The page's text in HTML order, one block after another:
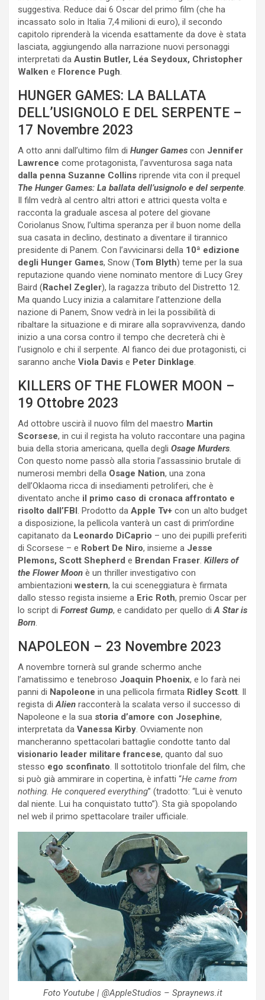
suggestiva. Reduce dai 6 Oscar del primo film (che ha
incassato solo in Italia 7,4 milioni di euro), il secondo
capitolo riprenderà la vicenda esattamente da dove è stata
lasciata, aggiungendo alla narrazione nuovi personaggi
interpretati da Austin Butler, Léa Seydoux, Christopher
Walken e Florence Pugh.
HUNGER GAMES: LA BALLATA
DELL’USIGNOLO E DEL SERPENTE –
17 Novembre 2023
A otto anni dall’ultimo film di Hunger Games con Jennifer
Lawrence come protagonista, l’avventurosa saga nata
dalla penna Suzanne Collins riprende vita con il prequel
The Hunger Games: La ballata dell’usignolo e del serpente.
Il film vedrà al centro altri attori e attrici questa volta e
racconta la graduale ascesa al potere del giovane
Coriolanus Snow, l’ultima speranza per il buon nome della
sua casata in declino, destinato a diventare il tirannico
presidente di Panem. Con l’avvicinarsi della 10ª edizione
degli Hunger Games, Snow (Tom Blyth) teme per la sua
reputazione quando viene nominato mentore di Lucy Grey
Baird (Rachel Zegler), la ragazza tributo del Distretto 12.
Ma quando Lucy inizia a calamitare l’attenzione della
nazione di Panem, Snow vedrà in lei la possibilità di
ribaltare la situazione e di mirare alla sopravvivenza, dando
inizio a una corsa contro il tempo che decreterà chi è
l’usignolo e chi il serpente. Al fianco dei due protagonisti, ci
saranno anche Viola Davis e Peter Dinklage.
KILLERS OF THE FLOWER MOON –
19 Ottobre 2023
Ad ottobre uscirà il nuovo film del maestro Martin
Scorsese, in cui il regista ha voluto raccontare una pagina
buia della storia americana, quella degli Osage Murders.
Con questo nome passò alla storia l’assassinio brutale di
numerosi membri della Osage Nation, una zona
dell’Oklaoma ricca di insediamenti petroliferi, che è
diventato anche il primo caso di cronaca affrontato e
risolto dall’FBI . Prodotto da Apple Tv+ con un alto budget
a disposizione, la pellicola vanterà un cast di prim’ordine
capitanato da Leonardo DiCaprio – uno dei pupilli preferiti
di Scorsese – e Robert De Niro, insieme a Jesse
Plemons, Scott Shepherd e Brendan Fraser. Killers of
the Flower Moon è un thriller investigativo con
ambientazioniwestern, la cui sceneggiatura è firmata
dallo stesso regista insieme a Eric Roth, premio Oscar per
lo script di Forrest Gump, e candidato per quello diA Star is
Born.
NAPOLEON – 23 Novembre 2023
A novembre tornerà sul grande schermo anche
l’amatissimo e tenebroso Joaquin Phoenix, e lo farà nei
panni di Napoleone in una pellicola firmata Ridley Scott. Il
regista diAlien racconterà la scalata verso il successo di
Napoleone e la sua storia d’amore con Josephine,
interpretata da Vanessa Kirby. Ovviamente non
mancheranno spettacolari battaglie condotte tanto dal
visionario leader militare francese, quanto dal suo
stesso ego sconfinato. Il sottotitolo trionfale del film, che
si può già ammirare in copertina, è infatti “He came from
nothing. He conquered everything” (tradotto: “Lui è venuto
dal niente. Lui ha conquistato tutto”). Sta già spopolando
nel web il primo spettacolare trailer ufficiale.
Foto Youtube | @AppleStudios – Spraynews.it